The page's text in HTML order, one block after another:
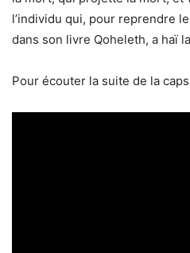
l’individu qui, pour reprendre
dans son livre Qoheleth, a haï
Pour écouter la suite de la